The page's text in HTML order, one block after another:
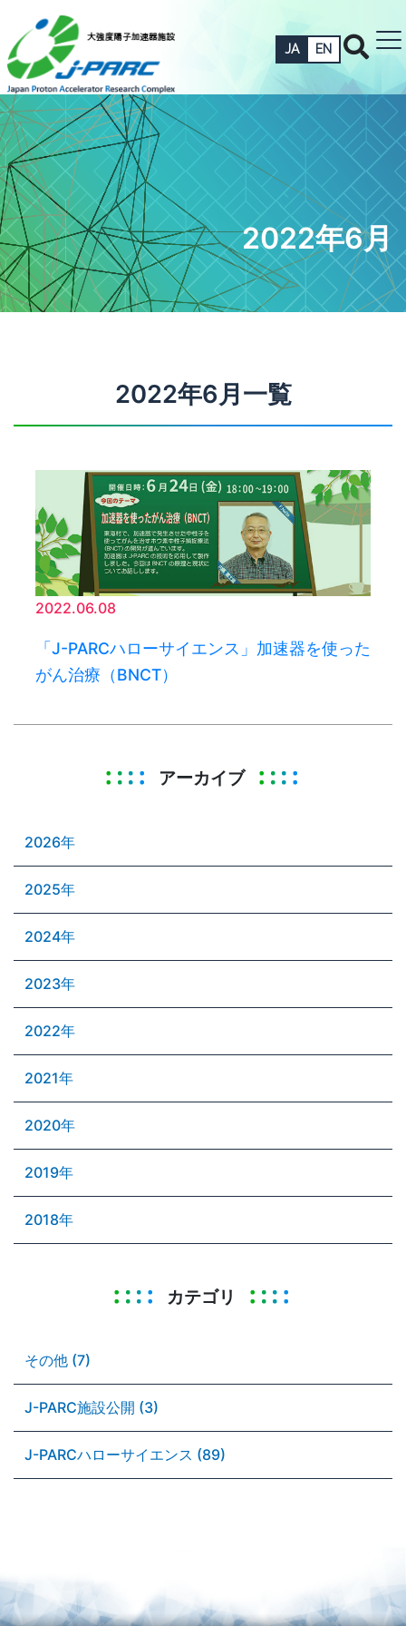
JA EN
2022年6月
2022年6月一覧
2022.06.08
「J-PARCハローサイエンス」加速器を使った
がん治療（BNCT）
アーカイブ
2026年
2025年
2024年
2023年
2022年
2021年
2020年
2019年
2018年
カテゴリ
その他 (7)
J-PARC施設公開 (3)
J-PARCハローサイエンス (89)